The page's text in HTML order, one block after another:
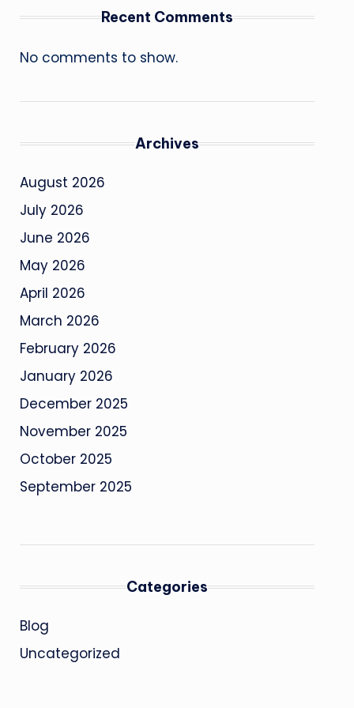
Recent Comments
No comments to show.
Archives
August 2026
July 2026
June 2026
May 2026
April 2026
March 2026
February 2026
January 2026
December 2025
November 2025
October 2025
September 2025
Categories
Blog
Uncategorized